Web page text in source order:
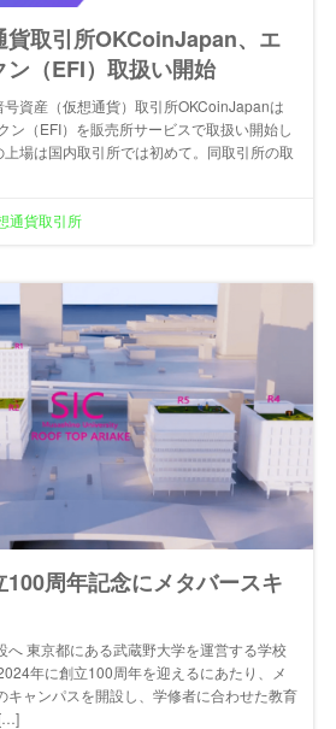
貨取引所OKCoinJapan、エ
ン（EFI）取扱い開始
資産（仮想通貨）取引所OKCoinJapanは
ン（EFI）を販売所サービスで取扱い開始し
場は国内取引所では初めて。同取引所の取
通貨取引所
周年記念にメタバースキ
へ 東京都にある武蔵野大学を運営する学校
年に創立100周年を迎えるにあたり、メ
キャンパスを開設し、学修者に合わせた教育